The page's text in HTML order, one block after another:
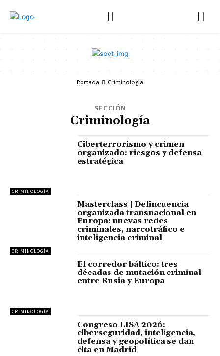
Portada Criminología
SECCIÓN
Criminología
CRIMINOLOGÍA
Ciberterrorismo y crimen
organizado: riesgos y defensa
estratégica
CRIMINOLOGÍA
Masterclass | Delincuencia
organizada transnacional en
Europa: nuevas redes
criminales, narcotráfico e
inteligencia criminal
CRIMINOLOGÍA
El corredor báltico: tres
décadas de mutación criminal
entre Rusia y Europa
Congreso LISA 2026:
ciberseguridad, inteligencia,
defensa y geopolítica se dan
cita en Madrid